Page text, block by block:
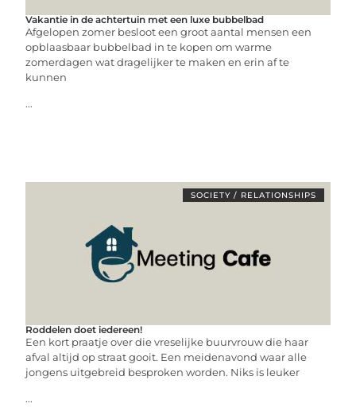
Vakantie in de achtertuin met een luxe bubbelbad
Afgelopen zomer besloot een groot aantal mensen een
opblaasbaar bubbelbad in te kopen om warme
zomerdagen wat dragelijker te maken en erin af te
kunnen
...
SOCIETY / RELATIONSHIPS
Roddelen doet iedereen!
Een kort praatje over die vreselijke buurvrouw die haar
afval altijd op straat gooit. Een meidenavond waar alle
jongens uitgebreid besproken worden. Niks is leuker
...